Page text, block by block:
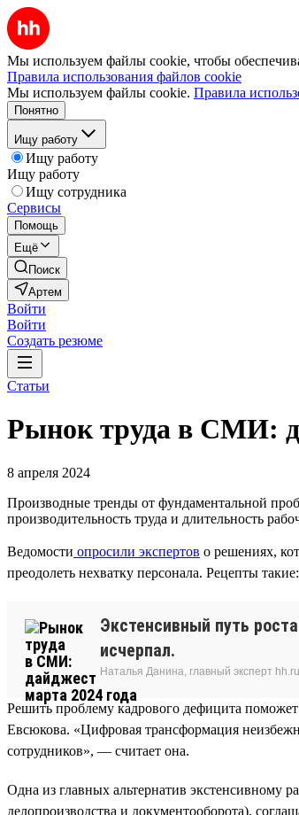
Мы используем файлы cookie, чтобы
Правила использования файлов cookie
Мы используем файлы cookie. Правила
Понятно
Ищу работу
Ищу работу
Ищу работу
Ищу сотрудника
Сервисы
Помощь
Ещё
Поиск
Артем
Войти
Войти
Создать резюме
Статьи
Рынок труда в СМИ:
8 апреля 2024
Производные тренды от фундаментальной
производительность труда и длительность
Ведомости опросили экспертов о решениях,
преодолеть нехватку персонала. Рецепты
Экстенсивный путь
исчерпал.
Наталья Данина, главный эксперт
Решить проблему кадрового дефицита
Евсюкова. «Цифровая трансформация
сотрудников», — считает она.
Одна из главных альтернатив экстенсивному
делопроизводства и документооборота),